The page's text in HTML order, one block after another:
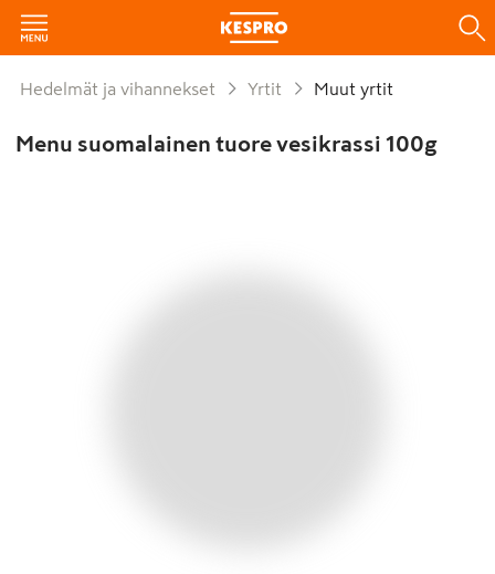
Hedelmät ja vihannekset Yrtit Muut yrtit
Menu suomalainen tuore vesikrassi 100g